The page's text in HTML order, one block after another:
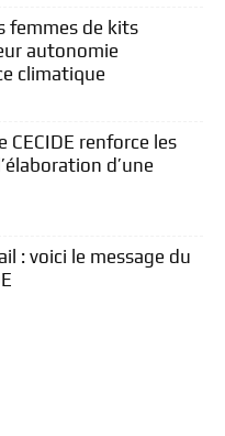
femmes de kits
autonomie
climatique
CECIDE renforce les
d’une
: voici le message du